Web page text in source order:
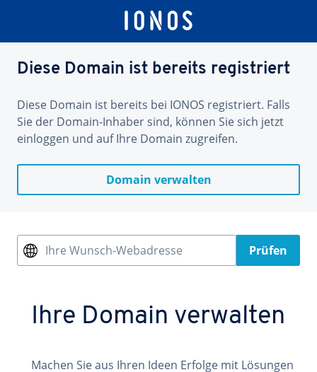
Diese Domain ist bereits registriert
Diese Domain ist bereits bei IONOS registriert. Falls
Sie der Domain-Inhaber sind, können Sie sich jetzt
einloggen und auf Ihre Domain zugreifen.
Domain verwalten
Ihre Wunsch-Webadresse Prüfen
Ihre Domain verwalten
Machen Sie aus Ihren Ideen Erfolge mit Lösungen